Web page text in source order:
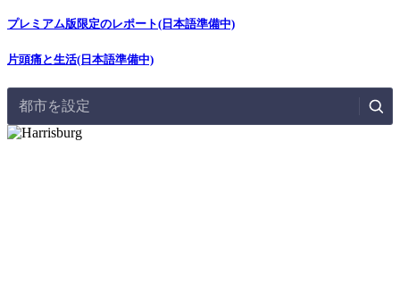
プレミアム版限定のレポート(日本語準備中)
片頭痛と生活(日本語準備中)
都市を設定